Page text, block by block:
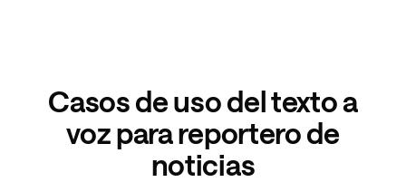
Casos de uso del texto a
voz para reportero de
noticias